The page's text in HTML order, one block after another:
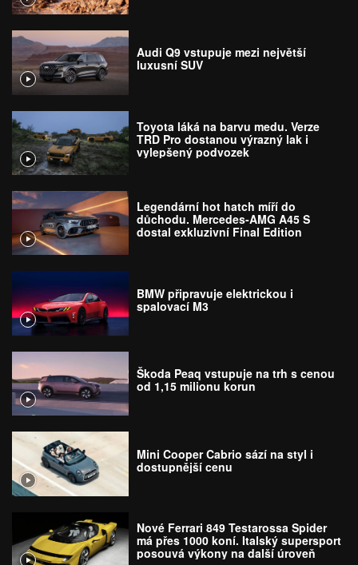
Audi Q9 vstupuje mezi největší
luxusní SUV
Toyota láká na barvu medu. Verze
TRD Pro dostanou výrazný lak i
vylepšený podvozek
Legendární hot hatch míří do
důchodu. Mercedes-AMG A45 S
dostal exkluzivní Final Edition
BMW připravuje elektrickou i
spalovací M3
Škoda Peaq vstupuje na trh s cenou
od 1,15 milionu korun
Mini Cooper Cabrio sází na styl i
dostupnější cenu
Nové Ferrari 849 Testarossa Spider
má přes 1000 koní. Italský supersport
posouvá výkony na další úroveň